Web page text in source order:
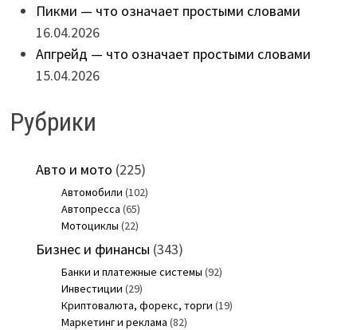
Пикми — что означает простыми словами
16.04.2026
Апгрейд — что означает простыми словами
15.04.2026
Рубрики
Авто и мото (225)
Автомобили (102)
Автопресса (65)
Мотоциклы (22)
Бизнес и финансы (343)
Банки и платежные системы (92)
Инвестиции (29)
Криптовалюта, форекс, торги (19)
Маркетинг и реклама (82)